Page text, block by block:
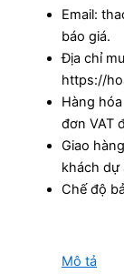
Email:
báo giá.
Địa chỉ
https://
Hàng
đơn VAT
Giao
khách dự
Chế độ
Mô tả